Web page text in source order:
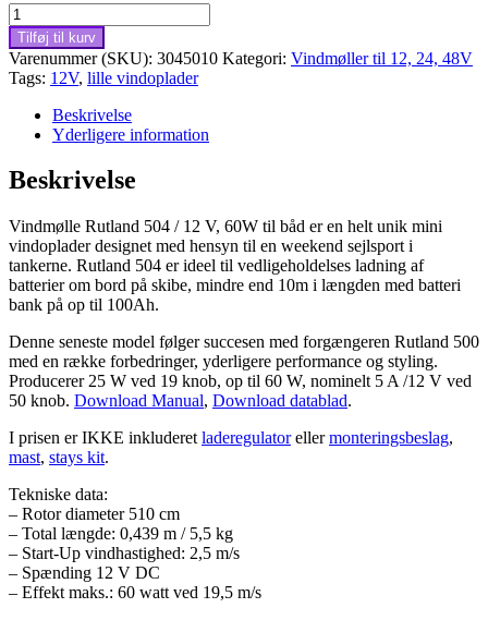
Vindmølle
Rutland
504,
12V/60W
til
båd,
skilte
belysning
antal
Tilføj til kurv
Varenummer (SKU): 3045010 Kategori: Vindmøller til 12, 24, 48V
Tags: 12V, lille vindoplader
Beskrivelse
Yderligere information
Beskrivelse
Vindmølle Rutland 504 / 12 V, 60W til båd er en helt unik mini
vindoplader designet med hensyn til en weekend sejlsport i
tankerne. Rutland 504 er ideel til vedligeholdelses ladning af
batterier om bord på skibe, mindre end 10m i længden med batteri
bank på op til 100Ah.
Denne seneste model følger succesen med forgængeren Rutland 500
med en række forbedringer, yderligere performance og styling.
Producerer 25 W ved 19 knob, op til 60 W, nominelt 5 A /12 V ved
50 knob. Download Manual, Download datablad.
I prisen er IKKE inkluderet laderegulatorellermonteringsbeslag,
mast, stays kit.
Tekniske data:
– Rotor diameter 510 cm
– Total længde: 0,439 m / 5,5 kg
– Start-Up vindhastighed: 2,5 m/s
– Spænding 12 V DC
– Effekt maks.: 60 watt ved 19,5 m/s